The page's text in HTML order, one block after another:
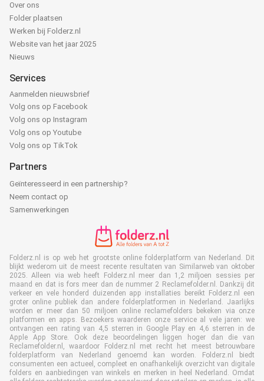
Over ons
Folder plaatsen
Werken bij Folderz.nl
Website van het jaar 2025
Nieuws
Services
Aanmelden nieuwsbrief
Volg ons op Facebook
Volg ons op Instagram
Volg ons op Youtube
Volg ons op TikTok
Partners
Geïnteresseerd in een partnership?
Neem contact op
Samenwerkingen
Folderz.nl is op web het grootste online folderplatform van Nederland. Dit
blijkt wederom uit de meest recente resultaten van Similarweb van oktober
2025. Alleen via web heeft Folderz.nl meer dan 1,2 miljoen sessies per
maand en dat is fors meer dan de nummer 2 Reclamefolder.nl. Dankzij dit
verkeer en vele honderd duizenden app installaties bereikt Folderz.nl een
groter online publiek dan andere folderplatformen in Nederland. Jaarlijks
worden er meer dan 50 miljoen online reclamefolders bekeken via onze
platformen en apps. Bezoekers waarderen onze service al vele jaren: we
ontvangen een rating van 4,5 sterren in Google Play en 4,6 sterren in de
Apple App Store. Ook deze beoordelingen liggen hoger dan die van
Reclamefolder.nl, waardoor Folderz.nl met recht het meest betrouwbare
folderplatform van Nederland genoemd kan worden. Folderz.nl biedt
consumenten een actueel, compleet en onafhankelijk overzicht van digitale
folders en aanbiedingen van winkels en merken in heel Nederland. Omdat